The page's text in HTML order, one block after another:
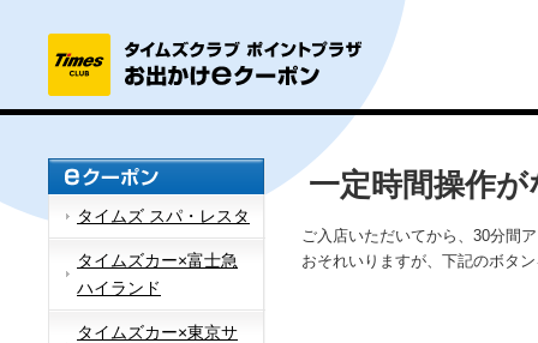
タイムズ スパ・レスタ
タイムズカー×富士急
ハイランド
タイムズカー×東京サ
一定時間操作
ご入店いただいてから、30分間
おそれいりますが、下記のボタ